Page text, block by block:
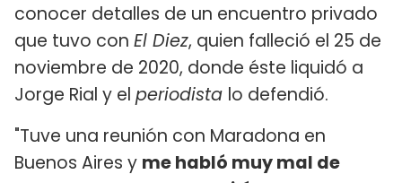
conocer detalles de un encuentro privado
que tuvo con El Diez, quien falleció el 25 de
noviembre de 2020, donde éste liquidó a
Jorge Rial y el periodista lo defendió.
"Tuve una reunión con Maradona en
Buenos Aires y me habló muy mal de